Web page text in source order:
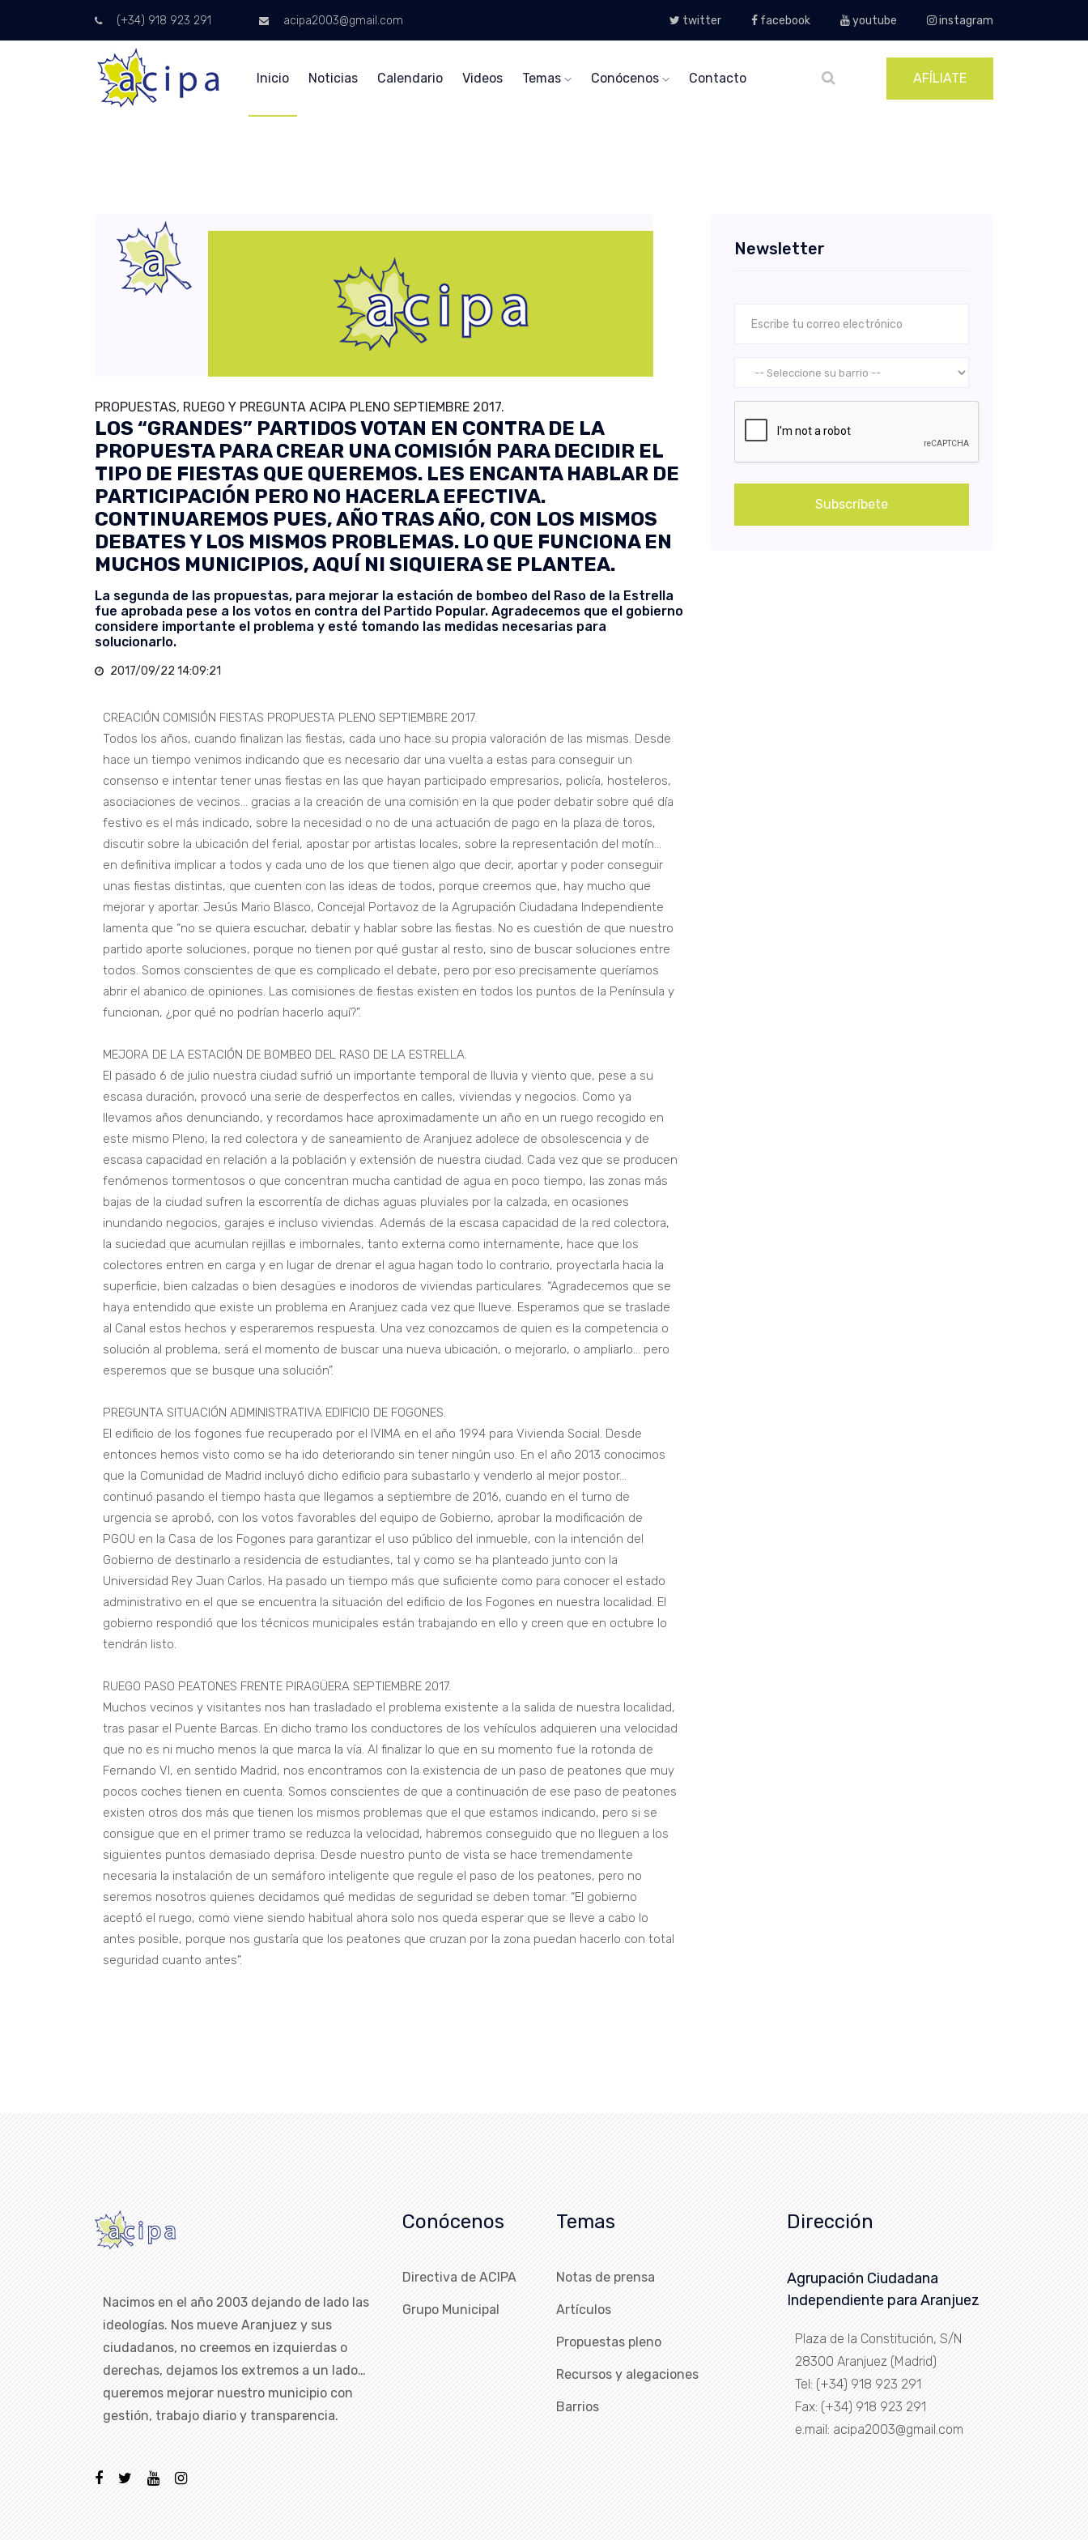
(+34) 918 923 291 acipa2003@gmail.com twitter facebook youtube instagram
Inicio Noticias Calendario Videos Temas Conócenos Contacto AFÍLIATE
PROPUESTAS, RUEGO Y PREGUNTA ACIPA PLENO SEPTIEMBRE 2017.
LOS “GRANDES” PARTIDOS VOTAN EN CONTRA DE LA
PROPUESTA PARA CREAR UNA COMISIÓN PARA DECIDIR EL
TIPO DE FIESTAS QUE QUEREMOS. LES ENCANTA HABLAR DE
PARTICIPACIÓN PERO NO HACERLA EFECTIVA.
CONTINUAREMOS PUES, AÑO TRAS AÑO, CON LOS MISMOS
DEBATES Y LOS MISMOS PROBLEMAS. LO QUE FUNCIONA EN
MUCHOS MUNICIPIOS, AQUÍ NI SIQUIERA SE PLANTEA.
La segunda de las propuestas, para mejorar la estación de bombeo del Raso de la Estrella
fue aprobada pese a los votos en contra del Partido Popular. Agradecemos que el gobierno
considere importante el problema y esté tomando las medidas necesarias para
solucionarlo.
2017/09/22 14:09:21
CREACIÓN COMISIÓN FIESTAS PROPUESTA PLENO SEPTIEMBRE 2017.
Todos los años, cuando finalizan las fiestas, cada uno hace su propia valoración de las mismas. Desde
hace un tiempo venimos indicando que es necesario dar una vuelta a estas para conseguir un
consenso e intentar tener unas fiestas en las que hayan participado empresarios, policía, hosteleros,
asociaciones de vecinos… gracias a la creación de una comisión en la que poder debatir sobre qué día
festivo es el más indicado, sobre la necesidad o no de una actuación de pago en la plaza de toros,
discutir sobre la ubicación del ferial, apostar por artistas locales, sobre la representación del motín…
en definitiva implicar a todos y cada uno de los que tienen algo que decir, aportar y poder conseguir
unas fiestas distintas, que cuenten con las ideas de todos, porque creemos que, hay mucho que
mejorar y aportar. Jesús Mario Blasco, Concejal Portavoz de la Agrupación Ciudadana Independiente
lamenta que “no se quiera escuchar, debatir y hablar sobre las fiestas. No es cuestión de que nuestro
partido aporte soluciones, porque no tienen por qué gustar al resto, sino de buscar soluciones entre
todos. Somos conscientes de que es complicado el debate, pero por eso precisamente queríamos
abrir el abanico de opiniones. Las comisiones de fiestas existen en todos los puntos de la Península y
funcionan, ¿por qué no podrían hacerlo aquí?”.
MEJORA DE LA ESTACIÓN DE BOMBEO DEL RASO DE LA ESTRELLA.
El pasado 6 de julio nuestra ciudad sufrió un importante temporal de lluvia y viento que, pese a su
escasa duración, provocó una serie de desperfectos en calles, viviendas y negocios. Como ya
llevamos años denunciando, y recordamos hace aproximadamente un año en un ruego recogido en
este mismo Pleno, la red colectora y de saneamiento de Aranjuez adolece de obsolescencia y de
escasa capacidad en relación a la población y extensión de nuestra ciudad. Cada vez que se producen
fenómenos tormentosos o que concentran mucha cantidad de agua en poco tiempo, las zonas más
bajas de la ciudad sufren la escorrentía de dichas aguas pluviales por la calzada, en ocasiones
inundando negocios, garajes e incluso viviendas. Además de la escasa capacidad de la red colectora,
la suciedad que acumulan rejillas e imbornales, tanto externa como internamente, hace que los
colectores entren en carga y en lugar de drenar el agua hagan todo lo contrario, proyectarla hacia la
superficie, bien calzadas o bien desagües e inodoros de viviendas particulares. “Agradecemos que se
haya entendido que existe un problema en Aranjuez cada vez que llueve. Esperamos que se traslade
al Canal estos hechos y esperaremos respuesta. Una vez conozcamos de quien es la competencia o
solución al problema, será el momento de buscar una nueva ubicación, o mejorarlo, o ampliarlo… pero
esperemos que se busque una solución”.
PREGUNTA SITUACIÓN ADMINISTRATIVA EDIFICIO DE FOGONES.
El edificio de los fogones fue recuperado por el IVIMA en el año 1994 para Vivienda Social. Desde
entonces hemos visto como se ha ido deteriorando sin tener ningún uso. En el año 2013 conocimos
que la Comunidad de Madrid incluyó dicho edificio para subastarlo y venderlo al mejor postor…
continuó pasando el tiempo hasta que llegamos a septiembre de 2016, cuando en el turno de
urgencia se aprobó, con los votos favorables del equipo de Gobierno, aprobar la modificación de
PGOU en la Casa de los Fogones para garantizar el uso público del inmueble, con la intención del
Gobierno de destinarlo a residencia de estudiantes, tal y como se ha planteado junto con la
Universidad Rey Juan Carlos. Ha pasado un tiempo más que suficiente como para conocer el estado
administrativo en el que se encuentra la situación del edificio de los Fogones en nuestra localidad. El
gobierno respondió que los técnicos municipales están trabajando en ello y creen que en octubre lo
tendrán listo.
RUEGO PASO PEATONES FRENTE PIRAGÜERA SEPTIEMBRE 2017.
Muchos vecinos y visitantes nos han trasladado el problema existente a la salida de nuestra localidad,
tras pasar el Puente Barcas. En dicho tramo los conductores de los vehículos adquieren una velocidad
que no es ni mucho menos la que marca la vía. Al finalizar lo que en su momento fue la rotonda de
Fernando VI, en sentido Madrid, nos encontramos con la existencia de un paso de peatones que muy
pocos coches tienen en cuenta. Somos conscientes de que a continuación de ese paso de peatones
existen otros dos más que tienen los mismos problemas que el que estamos indicando, pero si se
consigue que en el primer tramo se reduzca la velocidad, habremos conseguido que no lleguen a los
siguientes puntos demasiado deprisa. Desde nuestro punto de vista se hace tremendamente
necesaria la instalación de un semáforo inteligente que regule el paso de los peatones, pero no
seremos nosotros quienes decidamos qué medidas de seguridad se deben tomar. “El gobierno
aceptó el ruego, como viene siendo habitual ahora solo nos queda esperar que se lleve a cabo lo
antes posible, porque nos gustaría que los peatones que cruzan por la zona puedan hacerlo con total
seguridad cuanto antes”.
Newsletter
Subscríbete
Nacimos en el año 2003 dejando de lado las
ideologías. Nos mueve Aranjuez y sus
ciudadanos, no creemos en izquierdas o
derechas, dejamos los extremos a un lado…
queremos mejorar nuestro municipio con
gestión, trabajo diario y transparencia.
Conócenos
Directiva de ACIPA
Grupo Municipal
Temas
Notas de prensa
Artículos
Propuestas pleno
Recursos y alegaciones
Barrios
Dirección
Agrupación Ciudadana
Independiente para Aranjuez
Plaza de la Constitución, S/N
28300 Aranjuez (Madrid)
Tel: (+34) 918 923 291
Fax: (+34) 918 923 291
e.mail: acipa2003@gmail.com